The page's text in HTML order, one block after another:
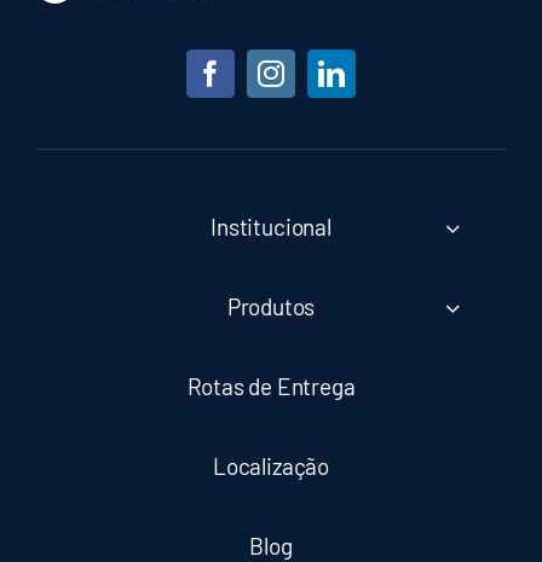
Institucional
Produtos
Rotas de Entrega
Localização
Blog